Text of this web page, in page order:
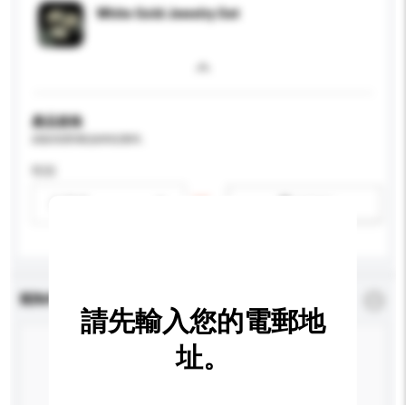
White Gold Jewelry Set
產品規格
查詢內容
請先輸入您的電郵地
址。